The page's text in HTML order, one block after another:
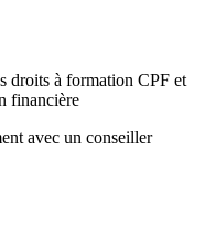
droits à formation CPF et
financière
avec un conseiller